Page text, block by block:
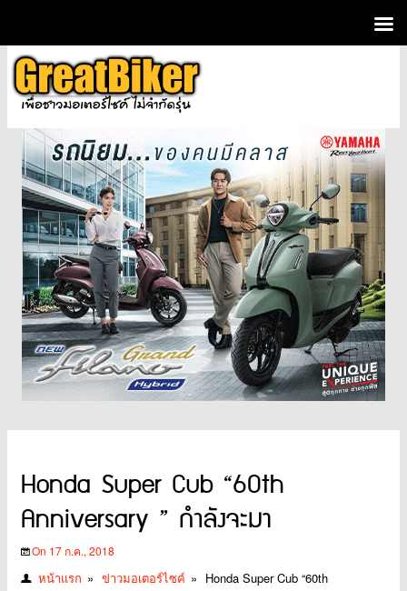
Honda Super Cub “60th
Anniversary ” กำลังจะมา
On 17 ก.ค., 2018
หน้าแรก » ข่าวมอเตอร์ไซค์ » Honda Super Cub “60th